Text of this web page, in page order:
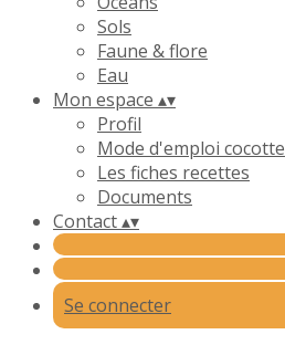
Sols
Faune & flore
Eau
Mon espace ▴▾
Profil
Mode d'emploi cocotte
Les fiches recettes
Documents
Contact▴▾
Se connecter